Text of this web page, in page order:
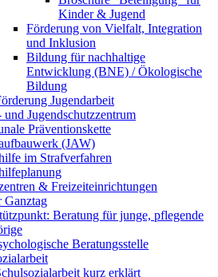
Kinder & Jugend
Förderung von Vielfalt, Integration
und Inklusion
Bildung für nachhaltige
Entwicklung (BNE) / Ökologische
Bildung
Jugendarbeit
Jugendschutzzentrum
Präventionskette
(JAW)
im Strafverfahren
& Freizeiteinrichtungen
Ganztag
Beratung für junge, pflegende
Beratungsstelle
kurz erklärt